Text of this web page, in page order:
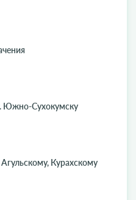
Южно-Сухокумску
Курахскому